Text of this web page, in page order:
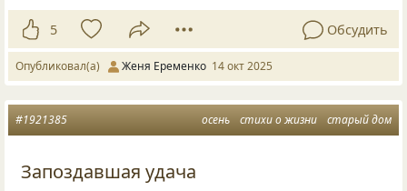
5 Обсудить
Опубликовал(а) Женя Еременко 14 окт 2025
осень стихи о жизни старый дом
#1921385
Запоздавшая удача